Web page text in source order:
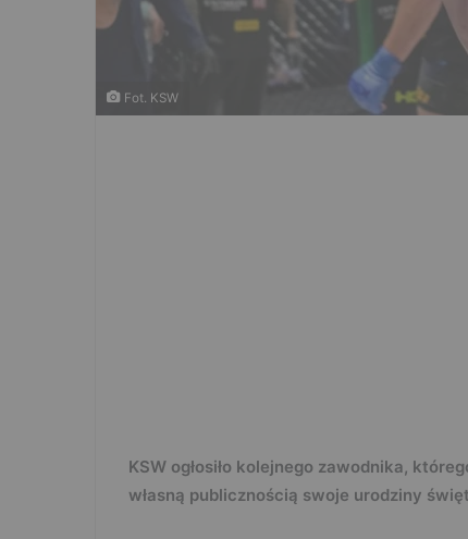
Fot. KSW
KSW ogłosiło kolejnego zawodnika,
własną publicznością swoje urodziny